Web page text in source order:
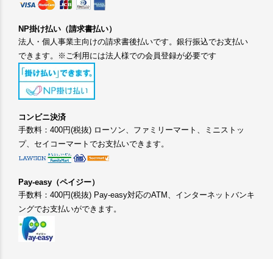
NP掛け払い（請求書払い）
法人・個人事業主向けの請求書後払いです。銀行振込でお支払い
できます。※ご利用には法人様での会員登録が必要です
コンビニ決済
手数料：400円(税抜) ローソン、ファミリーマート、ミニストッ
プ、セイコーマートでお支払いできます。
Pay-easy（ペイジー）
手数料：400円(税抜) Pay-easy対応のATM、インターネットバンキ
ングでお支払いができます。